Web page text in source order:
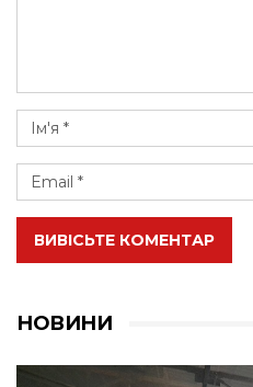
ВИВІСЬТЕ КОМЕНТАР
НОВИНИ